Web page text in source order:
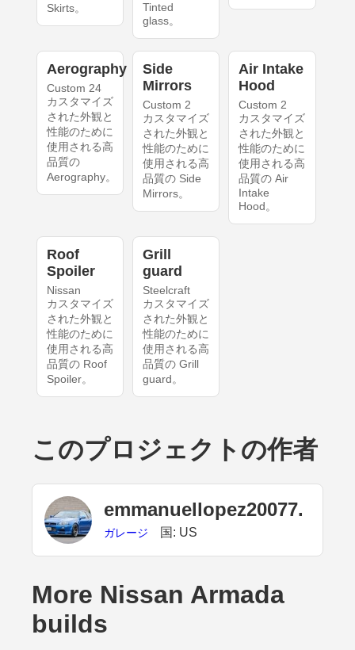
Skirts。
Tinted
glass。
Aerography
Custom 24
カスタマイズ
された外観と
性能のために
使用される高
品質の
Aerography。
Side
Mirrors
Custom 2
カスタマイズ
された外観と
性能のために
使用される高
品質の Side
Mirrors。
Air Intake
Hood
Custom 2
カスタマイズ
された外観と
性能のために
使用される高
品質の Air
Intake
Hood。
Roof
Spoiler
Nissan
カスタマイズ
された外観と
性能のために
使用される高
品質の Roof
Spoiler。
Grill
guard
Steelcraft
カスタマイズ
された外観と
性能のために
使用される高
品質の Grill
guard。
このプロジェクトの作者
emmanuellopez20077.
ガレージ 国: US
More Nissan Armada
builds